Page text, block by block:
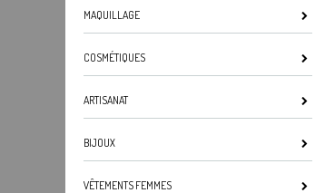
MAQUILLAGE
COSMÉTIQUES
ARTISANAT
BIJOUX
VÊTEMENTS FEMMES